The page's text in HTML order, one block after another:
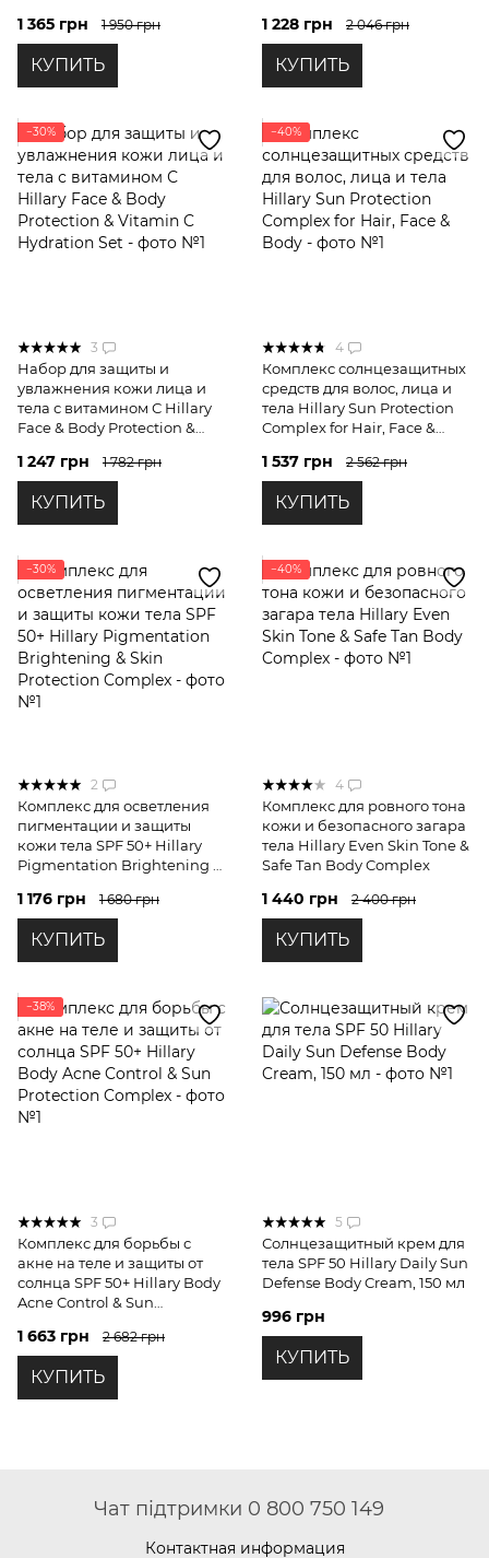
1 365 грн 1 950 грн
КУПИТЬ
1 228 грн 2 046 грн
КУПИТЬ
−30%
3
Набор для защиты и
увлажнения кожи лица и
тела с витамином С Hillary
Face & Body Protection &
1 247 грн 1 782 грн
КУПИТЬ
−40%
4
Комплекс солнцезащитных
средств для волос, лица и
тела Hillary Sun Protection
Complex for Hair, Face &
1 537 грн 2 562 грн
КУПИТЬ
−30%
2
Комплекс для осветления
пигментации и защиты
кожи тела SPF 50+ Hillary
Pigmentation Brightening &
1 176 грн 1 680 грн
КУПИТЬ
−40%
4
Комплекс для ровного тона
кожи и безопасного загара
тела Hillary Even Skin Tone &
Safe Tan Body Complex
1 440 грн 2 400 грн
КУПИТЬ
−38%
3
Комплекс для борьбы с
акне на теле и защиты от
солнца SPF 50+ Hillary Body
Acne Control & Sun
1 663 грн 2 682 грн
КУПИТЬ
5
Солнцезащитный крем для
тела SPF 50 Hillary Daily Sun
Defense Body Cream, 150 мл
996 грн
КУПИТЬ
Чат підтримки 0 800 750 149
Контактная информация